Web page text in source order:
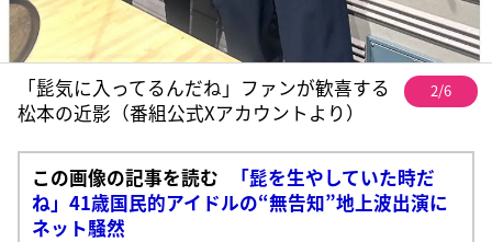
「髭気に入ってるんだね」ファンが歓喜する
松本の近影（番組公式Xアカウントより）
2/6
この画像の記事を読む
「髭を生やしていた時だ
ね」41歳国民的アイドルの“無告知”地上波出演に
ネット騒然